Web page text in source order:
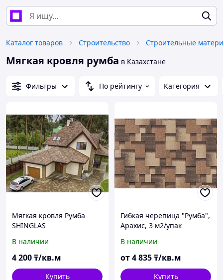
Каталог товаров Строительство Строительные
Мягкая кровля румба в Казахстане
Фильтры По рейтингу Категория
Мягкая кровля Румба
SHINGLAS
В наличии
4 200₸/кв.м
Купить
Гибкая черепица "Румба",
Арахис, 3 м2/упак
В наличии
от4 835₸/кв.м
Купить